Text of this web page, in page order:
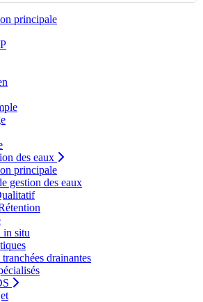
principale
des eaux
principale
gestion des eaux
situ
drainantes